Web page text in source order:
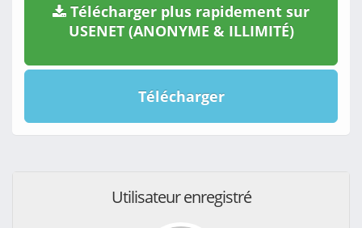
Télécharger plus rapidement sur
USENET (ANONYME & ILLIMITÉ)
Télécharger
Utilisateur enregistré